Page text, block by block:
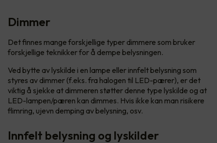
Dimmer
Det finnes mange forskjellige typer dimmere som bruker
forskjellige teknikker for å dempe belysningen.
Ved bytte av lyskilde i en lampe eller innfelt belysning som
styres av dimmer (f.eks. fra halogen til LED-pærer), er det
viktig å sjekke at dimmeren støtter denne type lyskilde og at
LED-lampen/pæren kan dimmes. Hvis ikke kan man risikere
flimring, ujevn demping av belysning, osv.
Innfelt belysning og lyskilder